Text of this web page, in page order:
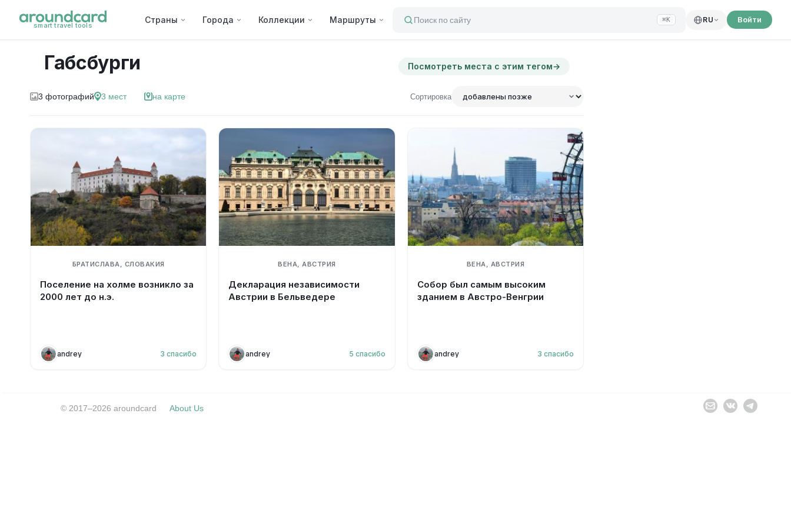
smart travel tools
Страны Города Коллекции Маршруты Поиск по сайту ⌘K RU Войти
Габсбурги Посмотреть места с этим тегом→
3 фотографий 3 мест на карте Сортировка
БРАТИСЛАВА, СЛОВАКИЯ
Поселение на холме возникло за
2000 лет до н.э.
andrey 3 спасибо
ВЕНА, АВСТРИЯ
Декларация независимости
Австрии в Бельведере
andrey 5 спасибо
ВЕНА, АВСТРИЯ
Собор был самым высоким
зданием в Австро-Венгрии
andrey 3 спасибо
© 2017–2026 aroundcard About Us